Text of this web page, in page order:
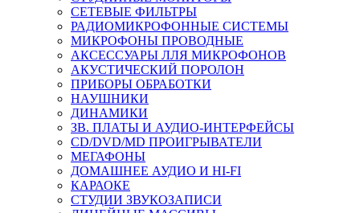
СЕТЕВЫЕ ФИЛЬТРЫ
РАДИОМИКРОФОННЫЕ СИСТЕМЫ
МИКРОФОНЫ ПРОВОДНЫЕ
АКСЕССУАРЫ ЛЛЯ МИКРОФОНОВ
АКУСТИЧЕСКИЙ ПОРОЛОН
ПРИБОРЫ ОБРАБОТКИ
НАУШНИКИ
ДИНАМИКИ
ЗВ. ПЛАТЫ И АУДИО-ИНТЕРФЕЙСЫ
CD/DVD/MD ПРОИГРЫВАТЕЛИ
МЕГАФОНЫ
ДОМАШНЕЕ АУДИО И HI-FI
КАРАОКЕ
СТУДИИ ЗВУКОЗАПИСИ